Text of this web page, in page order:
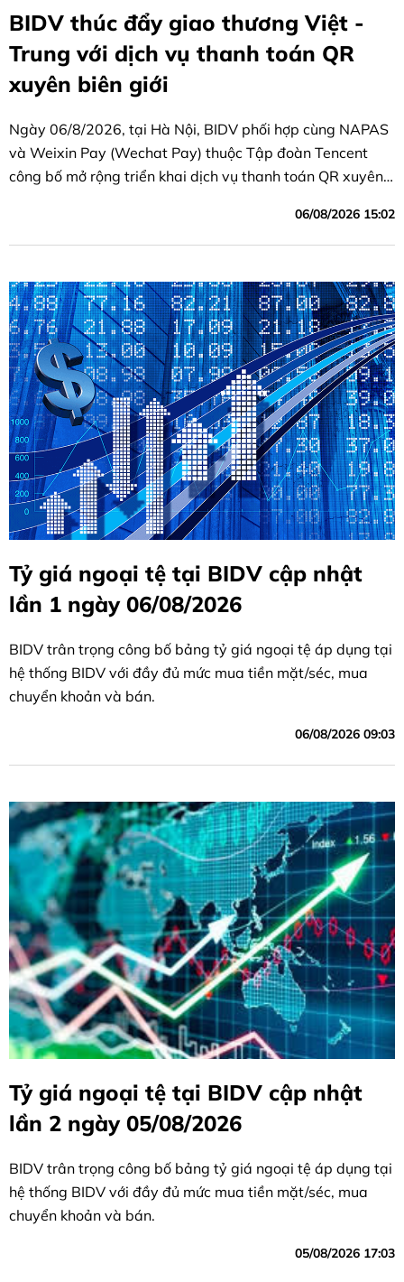
BIDV thúc đẩy giao thương Việt -
Trung với dịch vụ thanh toán QR
xuyên biên giới
Ngày 06/8/2026, tại Hà Nội, BIDV phối hợp cùng NAPAS
và Weixin Pay (Wechat Pay) thuộc Tập đoàn Tencent
công bố mở rộng triển khai dịch vụ thanh toán QR xuyên
06/08/2026 15:02
Tỷ giá ngoại tệ tại BIDV cập nhật
lần 1 ngày 06/08/2026
BIDV trân trọng công bố bảng tỷ giá ngoại tệ áp dụng tại
hệ thống BIDV với đầy đủ mức mua tiền mặt/séc, mua
chuyển khoản và bán.
06/08/2026 09:03
Tỷ giá ngoại tệ tại BIDV cập nhật
lần 2 ngày 05/08/2026
BIDV trân trọng công bố bảng tỷ giá ngoại tệ áp dụng tại
hệ thống BIDV với đầy đủ mức mua tiền mặt/séc, mua
chuyển khoản và bán.
05/08/2026 17:03